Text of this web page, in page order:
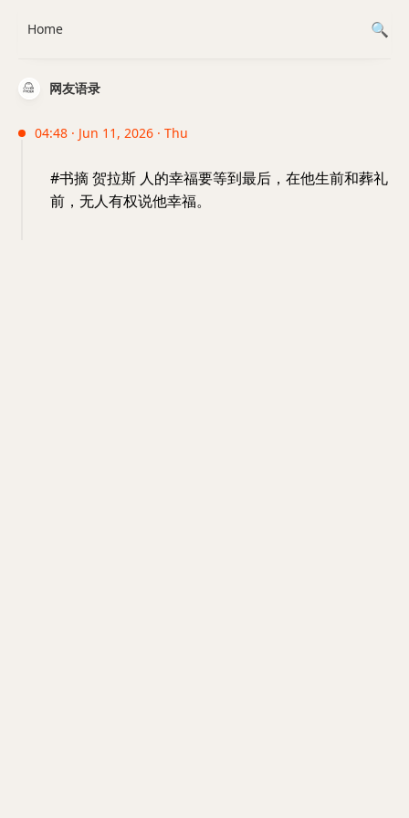
网友语录
04:48 · Jun 11, 2026 · Thu
#书摘 贺拉斯 人的幸福要等到最后，在他生前和葬礼
前，无人有权说他幸福。
Home